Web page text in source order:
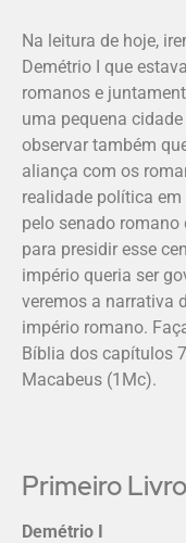
Na leitura de hoje,
Demétrio I que
romanos e
uma pequena
observar também
aliança com os
realidade política
pelo senado romano
para presidir esse
império queria ser
veremos a narrativa
império romano.
Bíblia dos capítulos
Macabeus (1Mc).
Primeiro
Demétrio I